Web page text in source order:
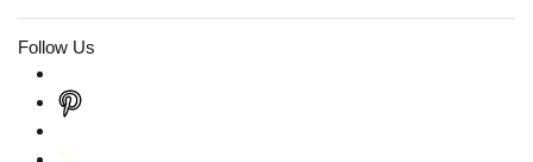
Follow Us